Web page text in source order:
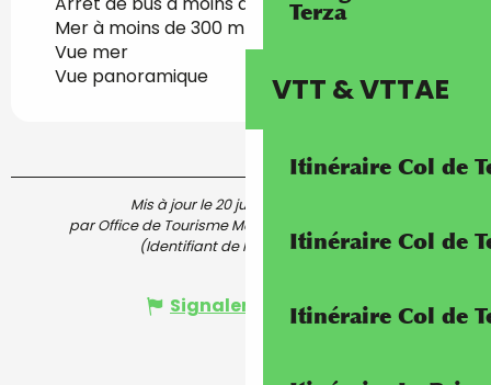
Terza
VTT & VTTAE
Itinéraire Col de
Itinéraire Col de
Itinéraire Col de
Mer à moins de 300 m
Vue mer
Vue panoramique
Mis à jour le 20 juillet 2022 à 09:44
par Office de Tourisme Menton, Riviera & Merveilles
(Identifiant de l'offre : 6196483)
Signaler une erreur